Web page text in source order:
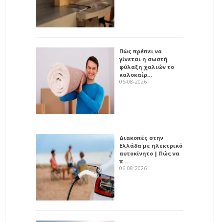
Πώς πρέπει να
γίνεται η σωστή
φύλαξη χαλιών το
καλοκαίρ…
06-08-2026
Διακοπές στην
Ελλάδα με ηλεκτρικό
αυτοκίνητο | Πώς να
π…
06-08-2026